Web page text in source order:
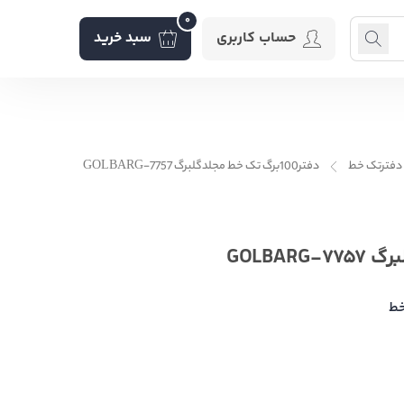
حساب کاربری سبد خرید
0
دفترتک خط دفتر100برگ تک خط مجلدگلبرگ GOLBARG-7757